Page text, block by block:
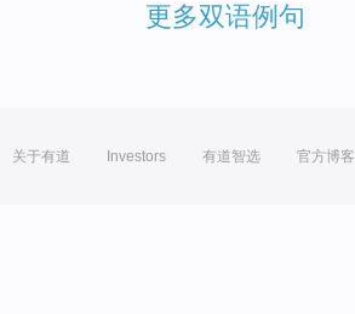
更多双语例句
关于有道 Investors 有道智选 官方博客